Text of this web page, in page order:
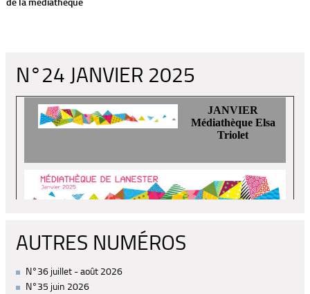
N°24 JANVIER 2025
AUTRES NUMÉROS
N°36 juillet - août 2026
N°35 juin 2026